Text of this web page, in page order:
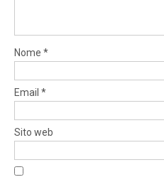
Nome *
Email *
Sito web